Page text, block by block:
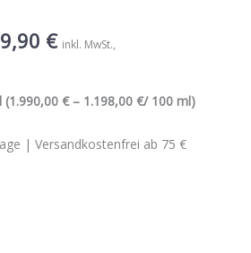
€ inkl. MwSt.
(1.990,00 € – 1.198,00 €/ 100 ml)
| Versandkostenfrei ab 75 €